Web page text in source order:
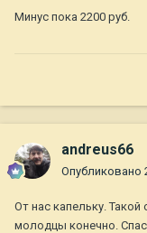
Минус пока 2200 руб.
andreus66
Опубликовано
От нас капельку.
молодцы конечно.